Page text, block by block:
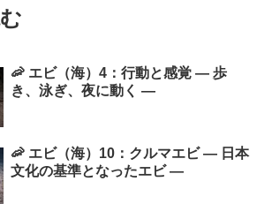
🦐 エビ（海）4：行動と感覚 ― 歩
き、泳ぎ、夜に動く ―
🦐 エビ（海）10：クルマエビ ― 日本
文化の基準となったエビ ―